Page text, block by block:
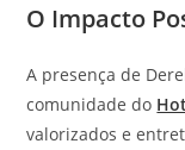
O Impacto
A presença de
comunidade do
valorizados e